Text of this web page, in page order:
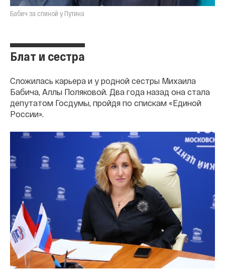
Бабич за спиной у Путина
Блат и сестра
Сложилась карьера и у родной сестры Михаила
Бабича, Аллы Поляковой. Два года назад она стала
депутатом Госдумы, пройдя по спискам «Единой
России».